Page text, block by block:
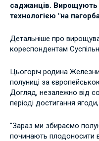
саджанців. Вирощують
технологією "на
Детальніше про
кореспондентам
Цьогоріч родина
полуниці за
Догляд, незалежно від
періоді достигання
"Зараз ми збираємо
починають плодоносити